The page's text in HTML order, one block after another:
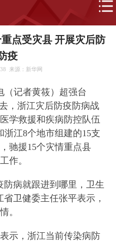
点受灾县 开展灾后防
疫
来源：新华网
记者黄筱）超强台
，浙江灾后防疫防病战
学救援和疾病防控队伍
江8个地市组建的15支
驰援15个灾情重点县
作。
病就跟进到哪里，卫生
卫健委主任张平表示，
。
，浙江当前传染病防